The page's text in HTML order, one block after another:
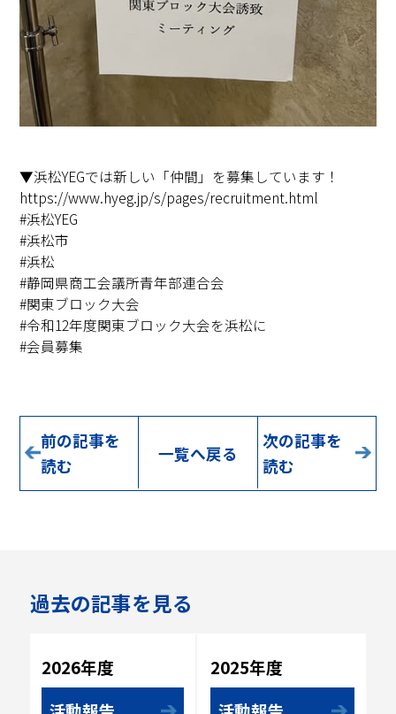
▼浜松YEGでは新しい「仲間」を募集しています！
https://www.hyeg.jp/s/pages/recruitment.html
#浜松YEG
#浜松市
#浜松
#静岡県商工会議所青年部連合会
#関東ブロック大会
#令和12年度関東ブロック大会を浜松に
#会員募集
前の記事を
読む
一覧へ戻る
次の記事を
読む
過去の記事を見る
2026年度
2025年度